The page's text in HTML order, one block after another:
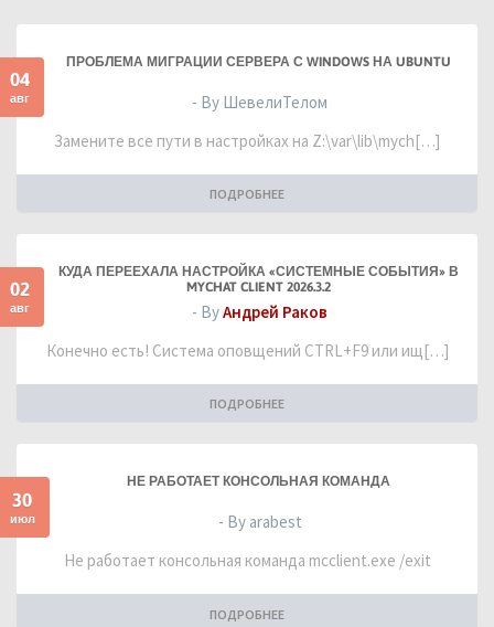
04
авг
ПРОБЛЕМА МИГРАЦИИ СЕРВЕРА С WINDOWS НА UBUNTU
- By ШевелиТелом
Замените все пути в настройках на Z:\var\lib\mych[…]
ПОДРОБНЕЕ
02
авг
КУДА ПЕРЕЕХАЛА НАСТРОЙКА «СИСТЕМНЫЕ СОБЫТИЯ» В
MYCHAT CLIENT 2026.3.2
- ByАндрей Раков
Конечно есть! Система оповщений CTRL+F9 или ищ[…]
ПОДРОБНЕЕ
30
июл
НЕ РАБОТАЕТ КОНСОЛЬНАЯ КОМАНДА
- By arabest
Не работает консольная команда mcclient.exe /exit
ПОДРОБНЕЕ